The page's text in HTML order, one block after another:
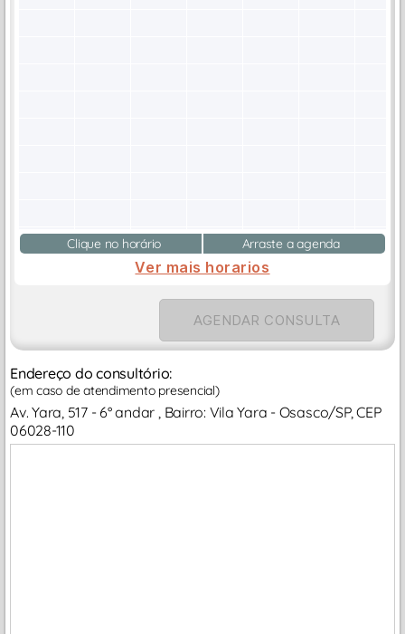
Clique no horário Arraste a agenda
Ver mais horarios
AGENDAR CONSULTA
Endereço do consultório:
(em caso de atendimento presencial)
Av. Yara, 517 - 6° andar , Bairro: Vila Yara - Osasco/SP, CEP
06028-110